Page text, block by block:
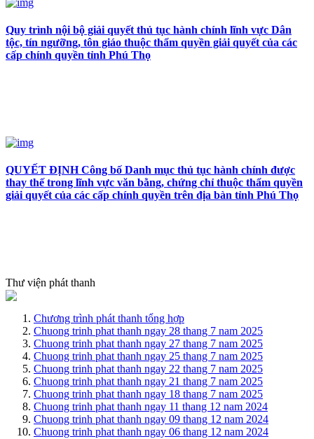
Quy trình nội bộ giải quyết thủ tục hành chính lĩnh vực Dân
tộc, tín ngưỡng, tôn giáo thuộc thẩm quyền giải quyết của các
cấp chính quyền tỉnh Phú Thọ
QUYẾT ĐỊNH Công bố Danh mục thủ tục hành chính được
thay thế trong lĩnh vực văn bằng, chứng chỉ thuộc thẩm quyền
giải quyết của các cấp chính quyền trên địa bàn tỉnh Phú Thọ
Thư viện phát thanh
Chương trình phát thanh tổng hợp
Chuong trinh phat thanh ngay 28 thang 7 nam 2025
Chuong trinh phat thanh ngay 27 thang 7 nam 2025
Chuong trinh phat thanh ngay 25 thang 7 nam 2025
Chuong trinh phat thanh ngay 22 thang 7 nam 2025
Chuong trinh phat thanh ngay 21 thang 7 nam 2025
Chuong trinh phat thanh ngay 18 thang 7 nam 2025
Chuong trinh phat thanh ngay 11 thang 12 nam 2024
Chuong trinh phat thanh ngay 09 thang 12 nam 2024
Chuong trinh phat thanh ngay 06 thang 12 nam 2024